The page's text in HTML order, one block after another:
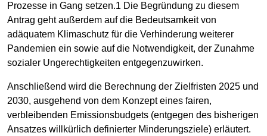
Prozesse in Gang setzen.1 Die Begründung zu diesem
Antrag geht außerdem auf die Bedeutsamkeit von
adäquatem Klimaschutz für die Verhinderung weiterer
Pandemien ein sowie auf die Notwendigkeit, der Zunahme
sozialer Ungerechtigkeiten entgegenzuwirken.
Anschließend wird die Berechnung der Zielfristen 2025 und
2030, ausgehend von dem Konzept eines fairen,
verbleibenden Emissionsbudgets (entgegen des bisherigen
Ansatzes willkürlich definierter Minderungsziele) erläutert.